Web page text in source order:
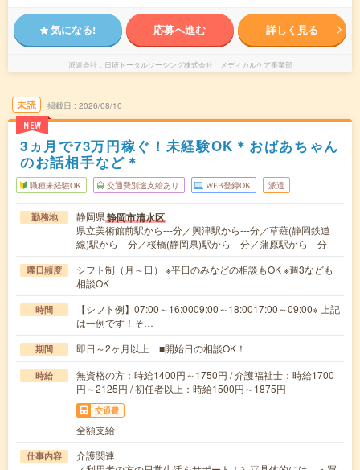
気になる! 応募へ進む 詳しく見る
派遣会社 日研トータルソーシング株式会社 メディカルケア事業部
未読
NEW
掲載日 2026/08/10
3ヵ月で73万円稼ぐ！未経験OK＊おばあちゃん
のお話相手など＊
職種未経験OK 交通費別途支給あり WEB登録OK 派遣
勤務地 静岡県静岡市清水区
県立美術館前駅から---分／興津駅から---分／草薙(静岡鉄道
線)駅から---分／桜橋(静岡県)駅から---分／蒲原駅から---分
曜日頻度
シフト制（月～日） ※平日のみなどの相談もOK ※週3なども
相談OK
時間
【シフト例】07:00～16:0009:00～18:0017:00～09:00※ 上記
は一例です！そ…
期間 即日～2ヶ月以上 ■開始日の相談OK！
時給
無資格の方：時給1400円～1750円 / 介護福祉士：時給1700
円～2125円 / 初任者以上：時給1500円～1875円
交通費
全額支給
仕事内容
介護関連